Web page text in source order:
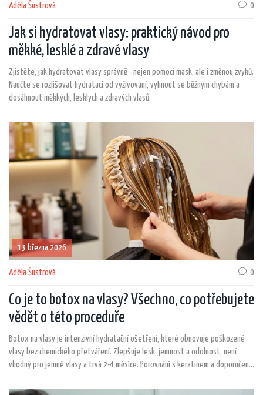
Adéla Šustrová 0
Jak si hydratovat vlasy: praktický návod pro
měkké, lesklé a zdravé vlasy
Zjistěte, jak hydratovat vlasy správně - nejen pomocí mask, ale i změnou zvyků.
Naučte se rozlišovat hydrataci od vyživování, vyhnout se běžným chybám a
dosáhnout měkkých, lesklych a zdravých vlasů.
13 března 2026
Adéla Šustrová 0
Co je to botox na vlasy? Všechno, co potřebujete
vědět o této proceduře
Botox na vlasy je intenzivní hydratační ošetření, které obnovuje poškozené
vlasy bez chemického přetváření. Zlepšuje lesk, jemnost a odolnost, není
vhodný pro jemné vlasy a trvá 2-4 měsíce. Porovnání s keratinem a doporučení